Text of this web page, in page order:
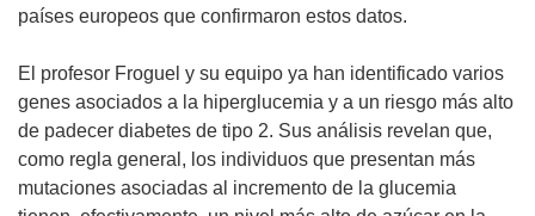
países europeos que confirmaron estos datos.
El profesor Froguel y su equipo ya han identificado varios
genes asociados a la hiperglucemia y a un riesgo más alto
de padecer diabetes de tipo 2. Sus análisis revelan que,
como regla general, los individuos que presentan más
mutaciones asociadas al incremento de la glucemia